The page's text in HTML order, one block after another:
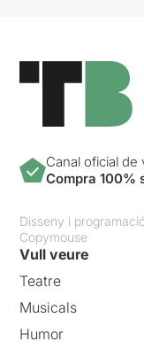
Canal oficial de
Compra 100%
Disseny i
Copymouse
Vull veure
Teatre
Musicals
Humor